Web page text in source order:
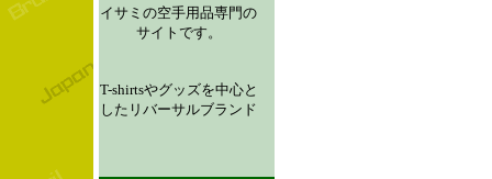
イサミの空手用品専門の
サイトです。
T-shirtsやグッズを中心と
したリバーサルブランド